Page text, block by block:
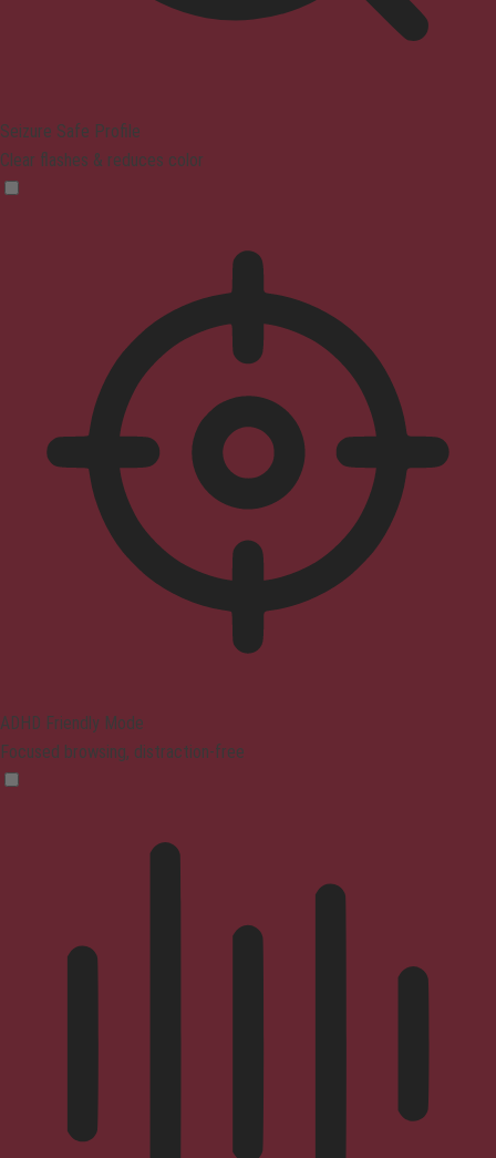
Seizure Safe Profile
Clear flashes & reduces color
ADHD Friendly Mode
Focused browsing, distraction-free